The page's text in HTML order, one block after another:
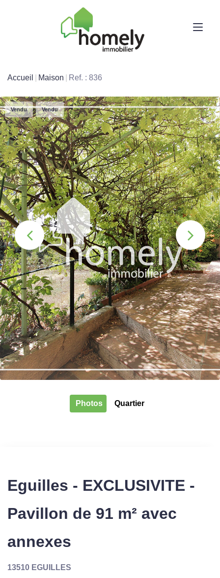
Accueil Maison Ref. : 836
Vendu Vendu
Photos Quartier
Eguilles - EXCLUSIVITE -
Pavillon de 91 m² avec
annexes
13510 EGUILLES